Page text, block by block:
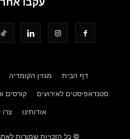
דף הבית מגזין הקומדיה
סטנדאפיסטים לאירועים קורסים
אודותינו
© כל הזכויות שמורות